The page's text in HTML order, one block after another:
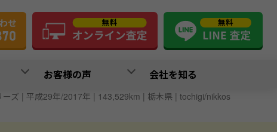
お客様の声 会社を知る
ーズ | 平成29年/2017年 | 143,529km | 栃木県 | tochigi/nikkos